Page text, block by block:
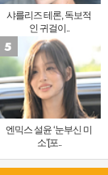
샤를리즈 테론, 독보적
인 귀걸이..
엔믹스 설윤 ‘눈부신 미
소’[포..